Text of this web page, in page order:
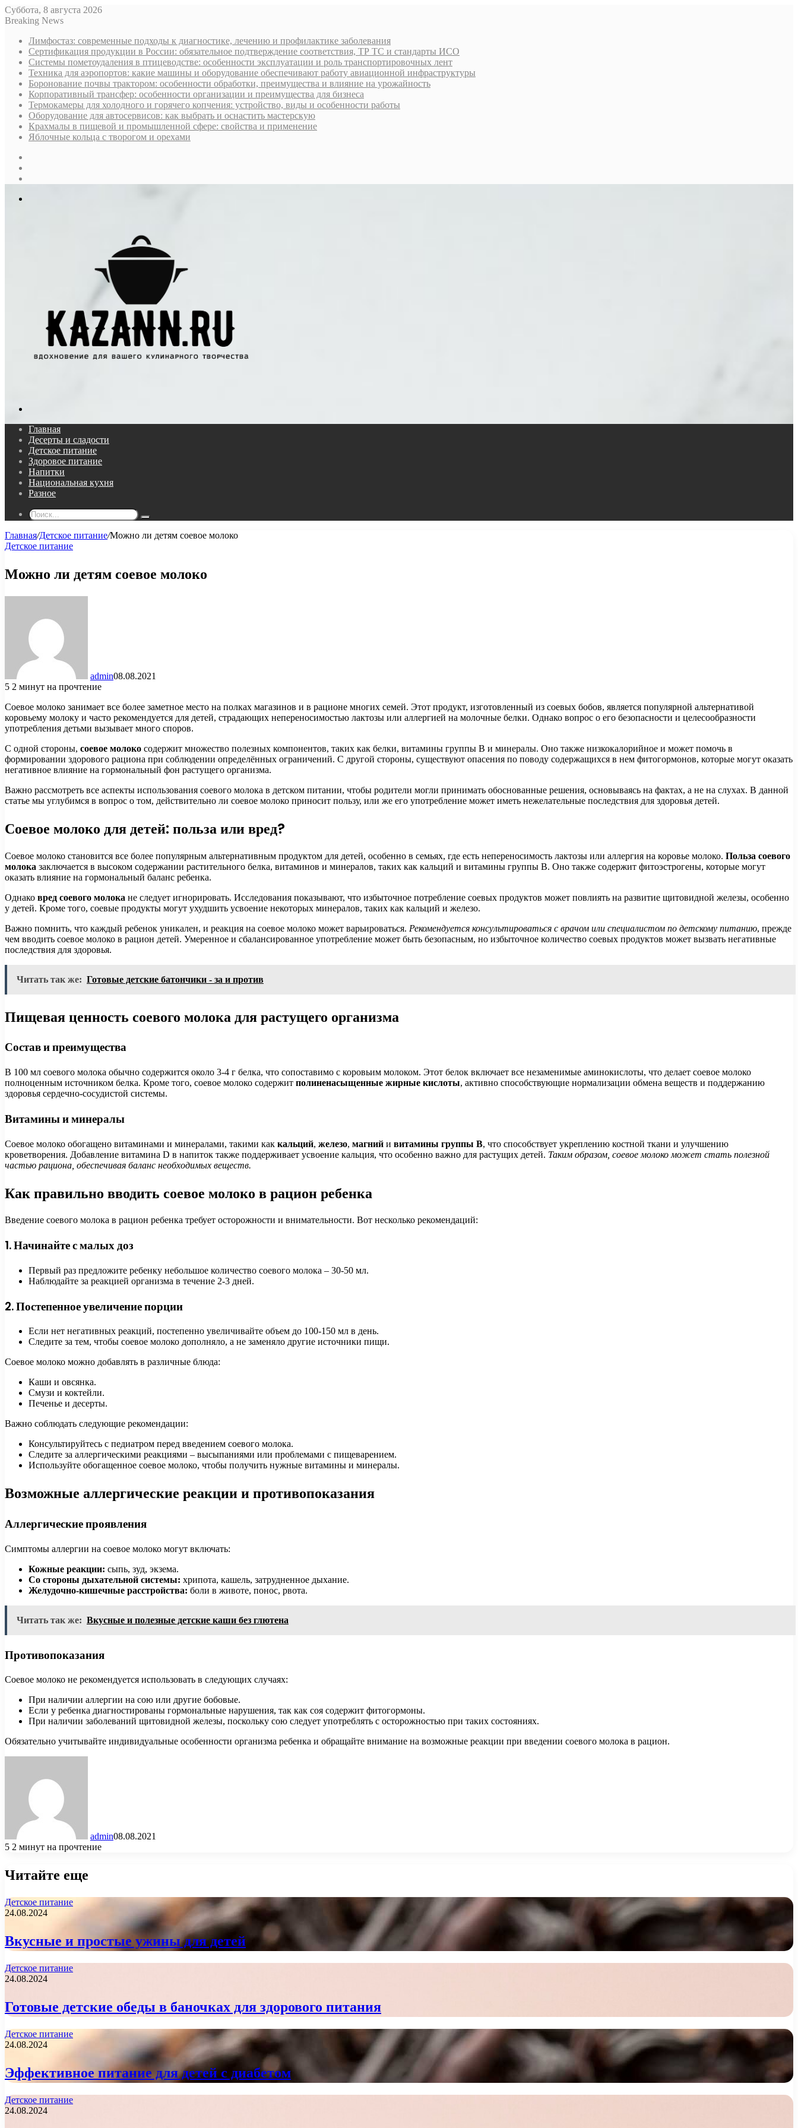
Суббота, 8 августа 2026
Breaking News
Лимфостаз: современные подходы к диагностике, лечению и профилактике заболевания
Сертификация продукции в России: обязательное подтверждение соответствия, ТР ТС и стандарты ИСО
Системы пометоудаления в птицеводстве: особенности эксплуатации и роль транспортировочных лент
Техника для аэропортов: какие машины и оборудование обеспечивают работу авиационной инфраструктуры
Боронование почвы трактором: особенности обработки, преимущества и влияние на урожайность
Корпоративный трансфер: особенности организации и преимущества для бизнеса
Термокамеры для холодного и горячего копчения: устройство, виды и особенности работы
Оборудование для автосервисов: как выбрать и оснастить мастерскую
Крахмалы в пищевой и промышленной сфере: свойства и применение
Яблочные кольца с творогом и орехами
Главная
Десерты и сладости
Детское питание
Здоровое питание
Напитки
Национальная кухня
Разное
Поиск...
Главная/Детское питание/Можно ли детям соевое молоко
Детское питание
Можно ли детям соевое молоко
admin08.08.2021
5 2 минут на прочтение
Соевое молоко занимает все более заметное место на полках магазинов и в рационе многих семей. Этот продукт, изготовленный из соевых бобов, является популярной альтернативой
коровьему молоку и часто рекомендуется для детей, страдающих непереносимостью лактозы или аллергией на молочные белки. Однако вопрос о его безопасности и целесообразности
употребления детьми вызывает много споров.
С одной стороны, соевое молоко содержит множество полезных компонентов, таких как белки, витамины группы B и минералы. Оно также низкокалорийное и может помочь в
формировании здорового рациона при соблюдении определённых ограничений. С другой стороны, существуют опасения по поводу содержащихся в нем фитогормонов, которые могут оказать
негативное влияние на гормональный фон растущего организма.
Важно рассмотреть все аспекты использования соевого молока в детском питании, чтобы родители могли принимать обоснованные решения, основываясь на фактах, а не на слухах. В данной
статье мы углубимся в вопрос о том, действительно ли соевое молоко приносит пользу, или же его употребление может иметь нежелательные последствия для здоровья детей.
Соевое молоко для детей: польза или вред?
Соевое молоко становится все более популярным альтернативным продуктом для детей, особенно в семьях, где есть непереносимость лактозы или аллергия на коровье молоко. Польза соевого
молока заключается в высоком содержании растительного белка, витаминов и минералов, таких как кальций и витамины группы B. Оно также содержит фитоэстрогены, которые могут
оказать влияние на гормональный баланс ребенка.
Однако вред соевого молока не следует игнорировать. Исследования показывают, что избыточное потребление соевых продуктов может повлиять на развитие щитовидной железы, особенно
у детей. Кроме того, соевые продукты могут ухудшить усвоение некоторых минералов, таких как кальций и железо.
Важно помнить, что каждый ребенок уникален, и реакция на соевое молоко может варьироваться. Рекомендуется консультироваться с врачом или специалистом по детскому питанию, прежде
чем вводить соевое молоко в рацион детей. Умеренное и сбалансированное употребление может быть безопасным, но избыточное количество соевых продуктов может вызвать негативные
последствия для здоровья.
Читать так же: Готовые детские батончики - за и против
Пищевая ценность соевого молока для растущего организма
Состав и преимущества
В 100 мл соевого молока обычно содержится около 3-4 г белка, что сопоставимо с коровьим молоком. Этот белок включает все незаменимые аминокислоты, что делает соевое молоко
полноценным источником белка. Кроме того, соевое молоко содержит полиненасыщенные жирные кислоты, активно способствующие нормализации обмена веществ и поддержанию
здоровья сердечно-сосудистой системы.
Витамины и минералы
Соевое молоко обогащено витаминами и минералами, такими как кальций, железо, магний и витамины группы B, что способствует укреплению костной ткани и улучшению
кроветворения. Добавление витамина D в напиток также поддерживает усвоение кальция, что особенно важно для растущих детей. Таким образом, соевое молоко может стать полезной
частью рациона, обеспечивая баланс необходимых веществ.
Как правильно вводить соевое молоко в рацион ребенка
Введение соевого молока в рацион ребенка требует осторожности и внимательности. Вот несколько рекомендаций:
1. Начинайте с малых доз
Первый раз предложите ребенку небольшое количество соевого молока – 30-50 мл.
Наблюдайте за реакцией организма в течение 2-3 дней.
2. Постепенное увеличение порции
Если нет негативных реакций, постепенно увеличивайте объем до 100-150 мл в день.
Следите за тем, чтобы соевое молоко дополняло, а не заменяло другие источники пищи.
Соевое молоко можно добавлять в различные блюда:
Каши и овсянка.
Смузи и коктейли.
Печенье и десерты.
Важно соблюдать следующие рекомендации:
Консультируйтесь с педиатром перед введением соевого молока.
Следите за аллергическими реакциями – высыпаниями или проблемами с пищеварением.
Используйте обогащенное соевое молоко, чтобы получить нужные витамины и минералы.
Возможные аллергические реакции и противопоказания
Аллергические проявления
Симптомы аллергии на соевое молоко могут включать:
Кожные реакции: сыпь, зуд, экзема.
Со стороны дыхательной системы: хрипота, кашель, затрудненное дыхание.
Желудочно-кишечные расстройства: боли в животе, понос, рвота.
Читать так же: Вкусные и полезные детские каши без глютена
Противопоказания
Соевое молоко не рекомендуется использовать в следующих случаях:
При наличии аллергии на сою или другие бобовые.
Если у ребенка диагностированы гормональные нарушения, так как соя содержит фитогормоны.
При наличии заболеваний щитовидной железы, поскольку сою следует употреблять с осторожностью при таких состояниях.
Обязательно учитывайте индивидуальные особенности организма ребенка и обращайте внимание на возможные реакции при введении соевого молока в рацион.
admin08.08.2021
5 2 минут на прочтение
Читайте еще
Детское питание
24.08.2024
Вкусные и простые ужины для детей
Детское питание
24.08.2024
Готовые детские обеды в баночках для здорового питания
Детское питание
24.08.2024
Эффективное питание для детей с диабетом
Детское питание
24.08.2024